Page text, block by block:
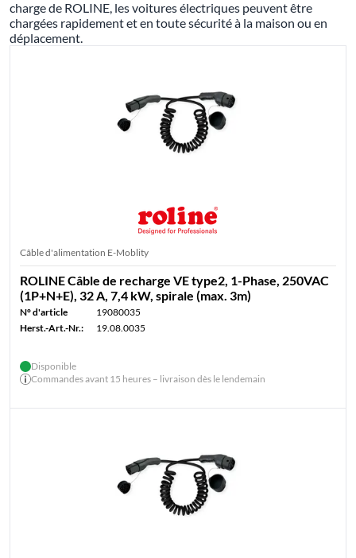
charge de ROLINE, les voitures électriques peuvent être
chargées rapidement et en toute sécurité à la maison ou en
déplacement.
Câble d'alimentation E-Moblity
ROLINE Câble de recharge VE type2, 1-Phase, 250VAC
(1P+N+E), 32 A, 7,4 kW, spirale (max. 3m)
N° d'article
19080035
Herst.-Art.-Nr.:
19.08.0035
Disponible
Commandes avant 15 heures – livraison dès le lendemain